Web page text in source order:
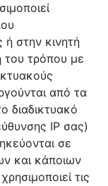
ή στην κινητή
τρόπου με
από τα
διαδικτυακό
IP σας)
σε
και κάποιων
τις